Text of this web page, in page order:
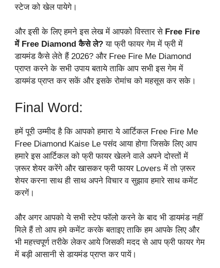
स्टेज को खेल पायेगे।
और इसी के लिए हमने इस लेख में आपको विस्तार से Free Fire
में Free Diamond कैसे ले? या फ्री फायर गेम में फ्री में
डायमंड कैसे लेते हैं 2026? और Free Fire Me Diamond
प्राप्त करने के सभी उपाय बताये ताकि आप सभी इस गेम में
डायमंड प्राप्त कर सकें और इसके रोमांच को महसूस कर सके।
Final Word:
हमें पूरी उम्मीद है कि आपको हमारा ये आर्टिकल Free Fire Me
Free Diamond Kaise Le पसंद आया होगा जिसके लिए आप
हमारे इस आर्टिकल को फ्री फायर खेलने वाले अपने दोस्तों में
ज़रूर शेयर करेंगे और खासकर फ्री फायर Lovers में तो ज़रूर
शेयर करना साथ ही साथ अपने विचार व सुझाव हमारे साथ कमेंट
करगें।
और अगर आपको ये सभी स्टेप फॉलो करने के बाद भी डायमंड नहीं
मिले हैं तो आप हमे कमेंट करके बताइए ताकि हम आपके लिए और
भी महत्त्वपूर्ण तरीके लेकर आये जिसकी मदद से आप फ्री फायर गेम
में बड़ी आसानी से डायमंड प्राप्त कर पायें।